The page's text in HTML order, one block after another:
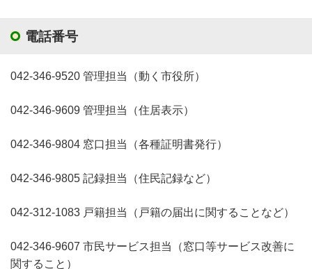
電話番号
042-346-9520 管理担当（動く市役所）
042-346-9609 管理担当（住居表示）
042-346-9804 窓口担当（各種証明書発行）
042-346-9805 記録担当（住民記録など）
042-312-1083 戸籍担当（戸籍の届出に関することなど）
042-346-9607 市民サービス担当（窓口等サービス改善に
関すること）